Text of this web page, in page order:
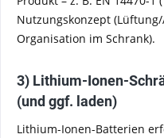
Nutzungskonzept
Organisation im Schrank).
3) Lithium-Ionen-
(und ggf. laden)
Lithium-Ionen-Batterien